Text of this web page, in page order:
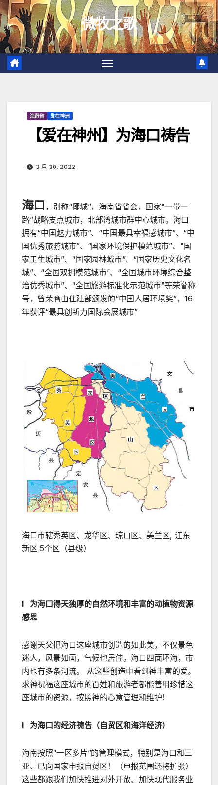
跳
至
内
容
微牧之歌
海南省 爱在神洲
【爱在神州】为海口祷告
3 月 30, 2022
海口 ，别称“椰城”，海南省省会，国家“一带一
路”战略支点城市，北部湾城市群中心城市。海口
拥有“中国魅力城市”、“中国最具幸福感城市”、“中
国优秀旅游城市”、“国家环境保护模范城市”、“国
家卫生城市”、“国家园林城市”、“国家历史文化名
城”、“全国双拥模范城市”、“全国城市环境综合整
治优秀城市”、“全国旅游标准化示范城市”等荣誉称
号，曾荣膺由住建部颁发的“中国人居环境奖”，16
年获评“最具创新力国际会展城市”
海口市辖秀英区、龙华区、琼山区、美兰区, 江东
新区 5个区（县级）
l 为海口得天独厚的自然环境和丰富的动植物资源
感恩
感谢天父把海口这座城市创造的如此美，不仅景色
迷人，风景如画，气候也居佳。海口四面环海，市
内也有多条河流。 从这些创造中看到神丰富的爱。
求神祝福这座城市的百姓和旅游者都能善用珍惜这
座城市的资源，按照神的心意管理和维护！
l 为海口的经济祷告（自贸区和海洋经济）
海南按照“一区多片”的管理模式，特别是海口和三
亚、已向国家申报自贸区！（申报范围还将扩张）
这些都跟我们加快推进对外开放、加快现代服务业